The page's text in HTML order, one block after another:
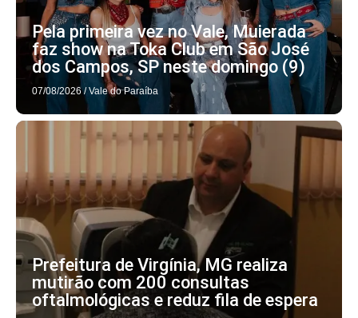
Pela primeira vez no Vale, Muierada
faz show na Toka Club em São José
dos Campos, SP neste domingo (9)
07/08/2026 / Vale do Paraíba
Prefeitura de Virgínia, MG realiza
mutirão com 200 consultas
oftalmológicas e reduz fila de espera